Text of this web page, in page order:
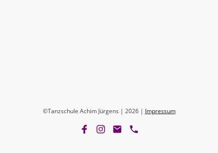
©Tanzschule Achim Jürgens | 2026 | Impressum